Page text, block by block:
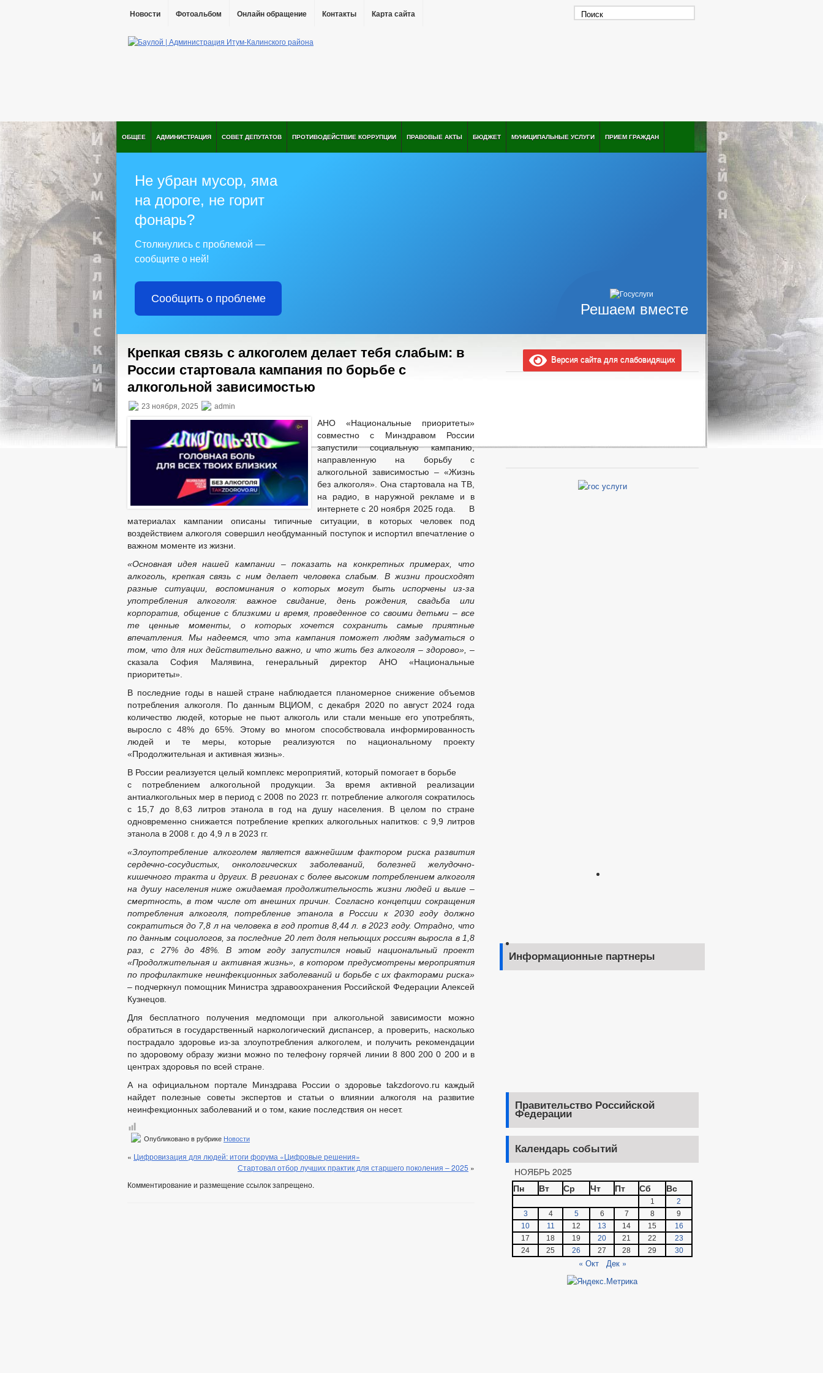
Новости Фотоальбом Онлайн обращение Контакты Карта сайта
ОБЩЕЕ АДМИНИСТРАЦИЯ СОВЕТ ДЕПУТАТОВ ПРОТИВОДЕЙСТВИЕ КОРРУПЦИИ ПРАВОВЫЕ АКТЫ БЮДЖЕТ МУНИЦИПАЛЬНЫЕ УСЛУГИ ПРИЕМ ГРАЖДАН
Решаем вместе
Не убран мусор, яма
на дороге, не горит
фонарь?
Столкнулись с проблемой —
сообщите о ней!
Сообщить о проблеме
Крепкая связь с алкоголем делает тебя слабым: в
России стартовала кампания по борьбе с
алкогольной зависимостью
23 ноября, 2025 admin
АНО «Национальные приоритеты»
совместно с Минздравом России
запустили социальную кампанию,
направленную на борьбу с
алкогольной зависимостью – «Жизнь
без алкоголя». Она стартовала на ТВ,
на радио, в наружной рекламе и в
интернете с 20 ноября 2025 года. В
материалах кампании описаны типичные ситуации, в которых человек под
воздействием алкоголя совершил необдуманный поступок и испортил впечатление о
важном моменте из жизни.
«Основная идея нашей кампании – показать на конкретных примерах, что
алкоголь, крепкая связь с ним делает человека слабым. В жизни происходят
разные ситуации, воспоминания о которых могут быть испорчены из-за
употребления алкоголя: важное свидание, день рождения, свадьба или
корпоратив, общение с близкими и время, проведенное со своими детьми – все
те ценные моменты, о которых хочется сохранить самые приятные
впечатления. Мы надеемся, что эта кампания поможет людям задуматься о
том, что для них действительно важно, и что жить без алкоголя – здорово», –
сказала София Малявина, генеральный директор АНО «Национальные
приоритеты».
В последние годы в нашей стране наблюдается планомерное снижение объемов
потребления алкоголя. По данным ВЦИОМ, с декабря 2020 по август 2024 года
количество людей, которые не пьют алкоголь или стали меньше его употреблять,
выросло с 48% до 65%. Этому во многом способствовала информированность
людей и те меры, которые реализуются по национальному проекту
«Продолжительная и активная жизнь».
В России реализуется целый комплекс мероприятий, который помогает в борьбе
с потреблением алкогольной продукции. За время активной реализации
антиалкогольных мер в период с 2008 по 2023 гг. потребление алкоголя сократилось
с 15,7 до 8,63 литров этанола в год на душу населения. В целом по стране
одновременно снижается потребление крепких алкогольных напитков: с 9,9 литров
этанола в 2008 г. до 4,9 л в 2023 гг.
«Злоупотребление алкоголем является важнейшим фактором риска развития
сердечно-сосудистых, онкологических заболеваний, болезней желудочно-
кишечного тракта и других. В регионах с более высоким потреблением алкоголя
на душу населения ниже ожидаемая продолжительность жизни людей и выше –
смертность, в том числе от внешних причин. Согласно концепции сокращения
потребления алкоголя, потребление этанола в России к 2030 году должно
сократиться до 7,8 л на человека в год против 8,44 л. в 2023 году. Отрадно, что
по данным социологов, за последние 20 лет доля непьющих россиян выросла в 1,8
раз, с 27% до 48%. В этом году запустился новый национальный проект
«Продолжительная и активная жизнь», в котором предусмотрены мероприятия
по профилактике неинфекционных заболеваний и борьбе с их факторами риска»
– подчеркнул помощник Министра здравоохранения Российской Федерации Алексей
Кузнецов.
Для бесплатного получения медпомощи при алкогольной зависимости можно
обратиться в государственный наркологический диспансер, а проверить, насколько
пострадало здоровье из-за злоупотребления алкоголем, и получить рекомендации
по здоровому образу жизни можно по телефону горячей линии 8 800 200 0 200 и в
центрах здоровья по всей стране.
А на официальном портале Минздрава России о здоровье takzdorovo.ru каждый
найдет полезные советы экспертов и статьи о влиянии алкоголя на развитие
неинфекционных заболеваний и о том, какие последствия он несет.
Опубликовано в рубрике Новости
« Цифровизация для людей: итоги форума «Цифровые решения»
Стартовал отбор лучших практик для старшего поколения – 2025 »
Комментирование и размещение ссылок запрещено.
Версия сайта для слабовидящих
Информационные партнеры
Правительство Российской
Федерации
Календарь событий
НОЯБРЬ 2025
Пн
Вт Ср Чт Пт Сб Вс
1
2
3
4 5 6 7 8
9
10
11 12 13 14 15
16
17
18 19 20 21 22
23
24
25 26 27 28 29 30
« Окт Дек »